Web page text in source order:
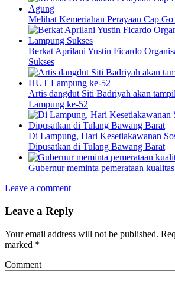
Melihat Kemeriahan Perayaan Cap
Berkat Aprilani Yustin Ficardo
Sukses
Artis dangdut Siti Badriyah akan
Lampung ke-52
Di Lampung, Hari Kesetiakawanan
Dipusatkan di Tulang Bawang Barat
Gubernur meminta pemerataan
Leave a comment
Leave a Reply
Your email address will not be published.
marked *
Comment